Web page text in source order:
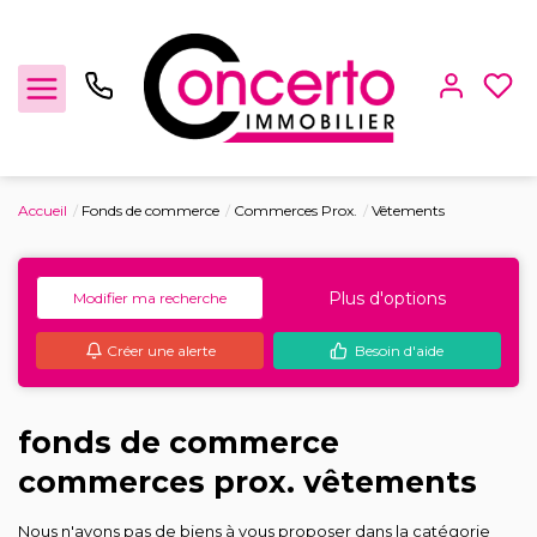
Location
Gestion locative
Locaux Professionnels
Estimation
Accueil Fonds de commerce Commerces Prox. Vêtements
Modifier ma recherche Plus d'options
Créer une alerte Besoin d'aide
fonds de commerce
commerces prox. vêtements
Nous n'avons pas de biens à vous proposer dans la catégorie